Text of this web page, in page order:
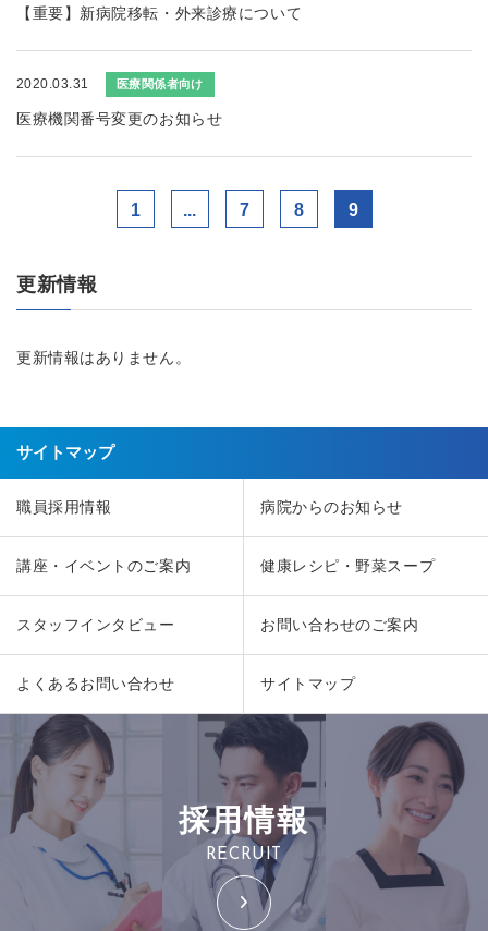
【重要】新病院移転・外来診療について
2020.03.31 医療関係者向け
医療機関番号変更のお知らせ
1 ... 7 8 9
更新情報
更新情報はありません。
サイトマップ
職員採用情報 病院からのお知らせ
講座・イベントのご案内 健康レシピ・野菜スープ
スタッフインタビュー お問い合わせのご案内
よくあるお問い合わせ サイトマップ
採用情報
RECRUIT